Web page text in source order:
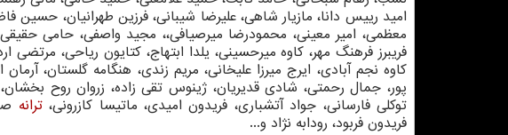
امید رییس دانا، مازیار شاهی، علیرضا شیبانی، فرزین طهرانیان،
معظمی، امیر معینی، محمودرضا میرصیافی،، مجید واصفی، حامی
فریبرز فرهنگ مهر، کاوه میرحسینی، یلدا ابتهاج، کتایون ریاحی،
کاوه نجم آبادی، ایرج میرزا علیخانی، مریم زندی، هنگامه گلستان،
پور، جمال رحمتی، شادی قدیریان، ژینوس تقی زاده، زروان روح
توکلی فارسانی، جواد آتشباری، فریدون امیدی، ماتیسا کازرونی،ترانه
فریدون فربود، رودابه نژاد و...